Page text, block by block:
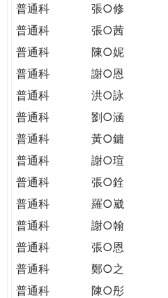
普通科
張○修
普通科
張○茜
普通科
陳○妮
普通科
謝○恩
普通科
洪○詠
普通科
劉○涵
普通科
黃○鏞
普通科
謝○瑄
普通科
張○銓
普通科
羅○崴
普通科
謝○翰
普通科
張○恩
普通科
鄭○之
普通科
陳○彤